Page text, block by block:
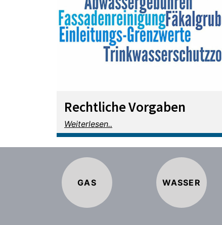
Rechtliche Vorgaben
Weiterlesen..
GAS WASSER